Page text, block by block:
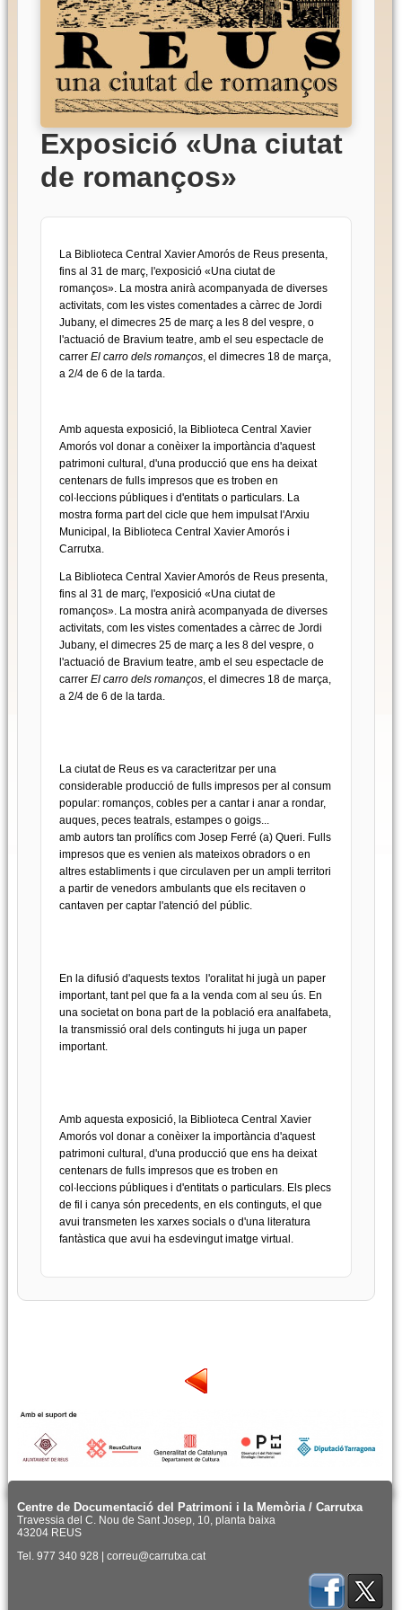
Exposició «Una ciutat
de romanços»
La Biblioteca Central Xavier Amorós de Reus presenta,
fins al 31 de març, l'exposició «Una ciutat de
romanços». La mostra anirà acompanyada de diverses
activitats, com les vistes comentades a càrrec de Jordi
Jubany, el dimecres 25 de març a les 8 del vespre, o
l'actuació de Bravium teatre, amb el seu espectacle de
carrer El carro dels romanços, el dimecres 18 de marça,
a 2/4 de 6 de la tarda.
Amb aquesta exposició, la Biblioteca Central Xavier
Amorós vol donar a conèixer la importància d'aquest
patrimoni cultural, d'una producció que ens ha deixat
centenars de fulls impresos que es troben en
col∙leccions públiques i d'entitats o particulars. La
mostra forma part del cicle que hem impulsat l'Arxiu
Municipal, la Biblioteca Central Xavier Amorós i
Carrutxa.
La Biblioteca Central Xavier Amorós de Reus presenta,
fins al 31 de març, l'exposició «Una ciutat de
romanços». La mostra anirà acompanyada de diverses
activitats, com les vistes comentades a càrrec de Jordi
Jubany, el dimecres 25 de març a les 8 del vespre, o
l'actuació de Bravium teatre, amb el seu espectacle de
carrer El carro dels romanços, el dimecres 18 de marça,
a 2/4 de 6 de la tarda.
La ciutat de Reus es va caracteritzar per una
considerable producció de fulls impresos per al consum
popular: romanços, cobles per a cantar i anar a rondar,
auques, peces teatrals, estampes o goigs...
amb autors tan prolífics com Josep Ferré (a) Queri. Fulls
impresos que es venien als mateixos obradors o en
altres establiments i que circulaven per un ampli territori
a partir de venedors ambulants que els recitaven o
cantaven per captar l'atenció del públic.
En la difusió d'aquests textos l'oralitat hi jugà un paper
important, tant pel que fa a la venda com al seu ús. En
una societat on bona part de la població era analfabeta,
la transmissió oral dels continguts hi juga un paper
important.
Amb aquesta exposició, la Biblioteca Central Xavier
Amorós vol donar a conèixer la importància d'aquest
patrimoni cultural, d'una producció que ens ha deixat
centenars de fulls impresos que es troben en
col∙leccions públiques i d'entitats o particulars. Els plecs
de fil i canya són precedents, en els continguts, el que
avui transmeten les xarxes socials o d'una literatura
fantàstica que avui ha esdevingut imatge virtual.
Centre de Documentació del Patrimoni i la Memòria / Carrutxa
Travessia del C. Nou de Sant Josep, 10, planta baixa
43204 REUS
Tel. 977 340 928 | correu@carrutxa.cat